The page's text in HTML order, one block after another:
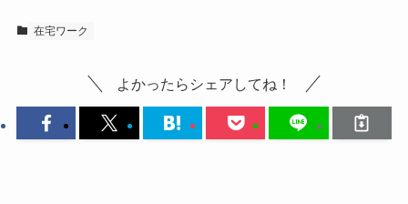
在宅ワーク
よかったらシェアしてね！